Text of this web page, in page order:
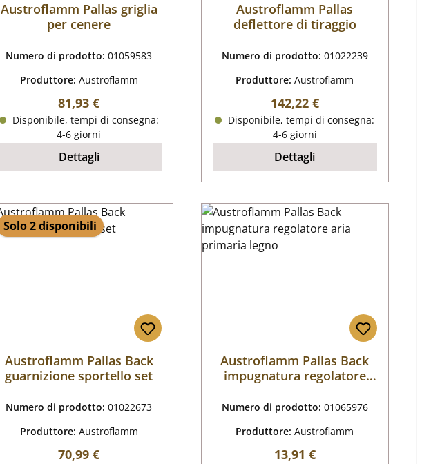
Austroflamm Pallas griglia
per cenere
Numero di prodotto:01059583
Produttore: Austroflamm
Prezzo normale:
81,93 €
Disponibile, tempi di consegna:
4-6 giorni
Dettagli
Austroflamm Pallas
deflettore di tiraggio
Numero di prodotto: 01022239
Produttore:Austroflamm
Prezzo normale:
142,22 €
Disponibile, tempi di consegna:
4-6 giorni
Dettagli
Solo 2 disponibili
Austroflamm Pallas Back
guarnizione sportello set
Numero di prodotto:01022673
Produttore: Austroflamm
Prezzo normale:
70,99 €
Austroflamm Pallas Back
impugnatura regolatore
Numero di prodotto: 01065976
Produttore:Austroflamm
Prezzo normale:
13,91 €